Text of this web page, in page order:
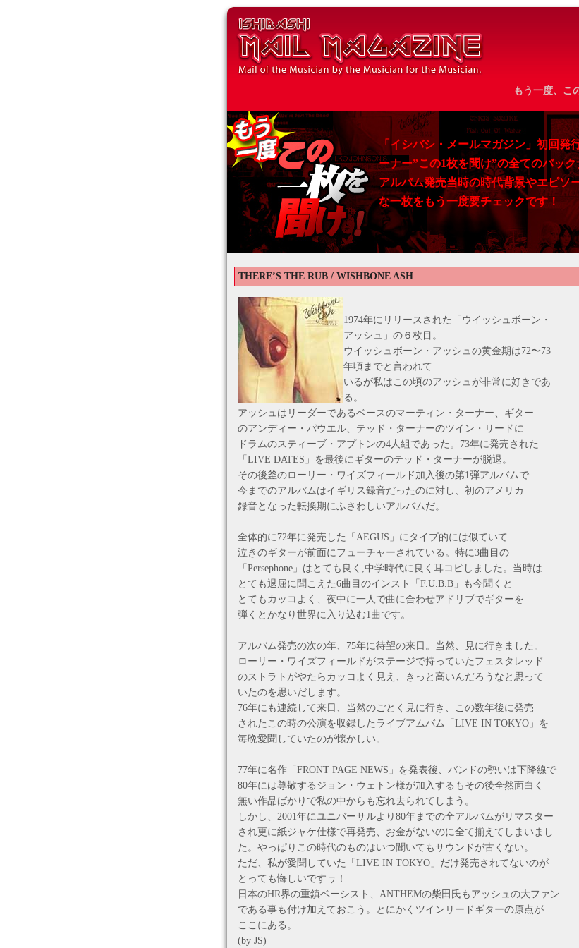
もう一度、こ
「イシバシ・メールマガジン」初回発
ーナー”この1枚を聞け”の全てのバック
アルバム発売当時の時代背景やエピソ
な一枚をもう一度要チェックです！
THERE’S THE RUB / WISHBONE ASH
1974年にリリースされた「ウイッシュボーン・
アッシュ」の６枚目。
ウイッシュボーン・アッシュの黄金期は72〜73
年頃までと言われて
いるが私はこの頃のアッシュが非常に好きであ
る。
アッシュはリーダーであるベースのマーティン・ターナー、ギター
のアンディー・パウエル、テッド・ターナーのツイン・リードに
ドラムのスティーブ・アプトンの4人組であった。73年に発売された
「LIVE DATES」を最後にギターのテッド・ターナーが脱退。
その後釜のローリー・ワイズフィールド加入後の第1弾アルバムで
今までのアルバムはイギリス録音だったのに対し、初のアメリカ
録音となった転換期にふさわしいアルバムだ。
全体的に72年に発売した「AEGUS」にタイプ的には似ていて
泣きのギターが前面にフューチャーされている。特に3曲目の
「Persephone」はとても良く,中学時代に良く耳コピしました。当時は
とても退屈に聞こえた6曲目のインスト「F.U.B.B」も今聞くと
とてもカッコよく、夜中に一人で曲に合わせアドリブでギターを
弾くとかなり世界に入り込む1曲です。
アルバム発売の次の年、75年に待望の来日。当然、見に行きました。
ローリー・ワイズフィールドがステージで持っていたフェスタレッド
のストラトがやたらカッコよく見え、きっと高いんだろうなと思って
いたのを思いだします。
76年にも連続して来日、当然のごとく見に行き、この数年後に発売
されたこの時の公演を収録したライブアムバム「LIVE IN TOKYO」を
毎晩愛聞していたのが懐かしい。
77年に名作「FRONT PAGE NEWS」を発表後、バンドの勢いは下降線で
80年には尊敬するジョン・ウェトン様が加入するもその後全然面白く
無い作品ばかりで私の中からも忘れ去られてしまう。
しかし、2001年にユニバーサルより80年までの全アルバムがリマスター
され更に紙ジャケ仕様で再発売、お金がないのに全て揃えてしまいまし
た。やっぱりこの時代のものはいつ聞いてもサウンドが古くない。
ただ、私が愛聞していた「LIVE IN TOKYO」だけ発売されてないのが
とっても悔しいですヮ！
日本のHR界の重鎮ベーシスト、ANTHEMの柴田氏もアッシュの大ファン
である事も付け加えておこう。とにかくツインリードギターの原点が
ここにある。
(by JS)